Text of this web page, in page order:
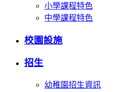
小學課程特色
中學課程特色
校園設施
招生
幼稚園招生資訊